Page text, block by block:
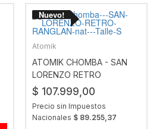
Atomik
ATOMIK CHOMBA - SAN
LORENZO RETRO
RANGLAN NAT
$ 107.999,00
Precio sin Impuestos
Nacionales $ 89.255,37